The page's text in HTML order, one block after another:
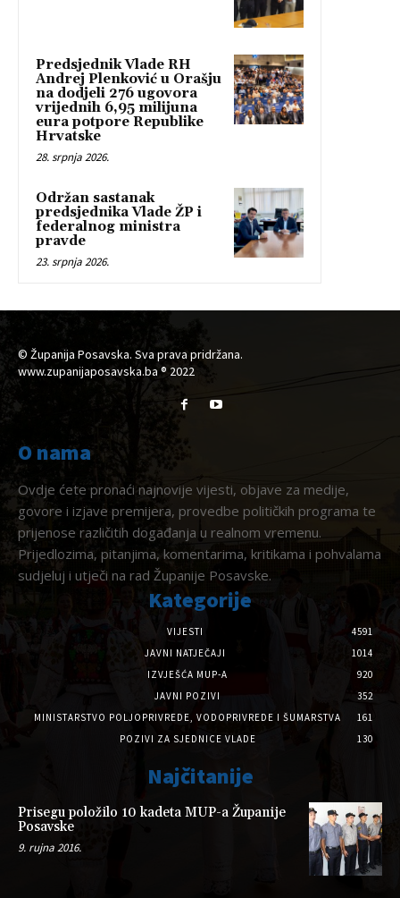
Predsjednik Vlade RH
Andrej Plenković u Orašju
na dodjeli 276 ugovora
vrijednih 6,95 milijuna
eura potpore Republike
Hrvatske
28. srpnja 2026.
Održan sastanak
predsjednika Vlade ŽP i
federalnog ministra
pravde
23. srpnja 2026.
© Županija Posavska. Sva prava pridržana.
www.zupanijaposavska.ba ® 2022
O nama
Ovdje ćete pronaći najnovije vijesti, objave za medije,
govore i izjave premijera, provedbe političkih programa te
prijenose različitih događanja u realnom vremenu.
Prijedlozima, pitanjima, komentarima, kritikama i pohvalama
sudjeluj i utječi na rad Županije Posavske.
Kategorije
VIJESTI
4591
JAVNI NATJEČAJI
1014
IZVJEŠĆA MUP-A
920
JAVNI POZIVI
352
MINISTARSTVO POLJOPRIVREDE, VODOPRIVREDE I ŠUMARSTVA
161
POZIVI ZA SJEDNICE VLADE
130
Najčitanije
Prisegu položilo 10 kadeta MUP-a Županije
Posavske
9. rujna 2016.